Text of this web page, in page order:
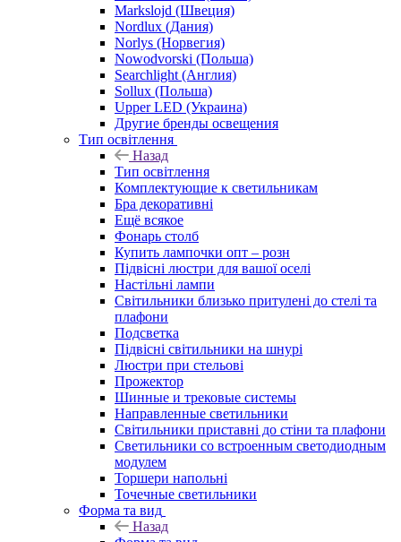
Markslojd (Швеция)
Nordlux (Дания)
Norlys (Норвегия)
Nowodvorski (Польша)
Searchlight (Англия)
Sollux (Польша)
Upper LED (Украина)
Другие бренды освещения
Тип освітлення
Назад
Тип освітлення
Комплектующие к светильникам
Бра декоративні
Ещё всякое
Фонарь столб
Купить лампочки опт – розн
Підвісні люстри для вашої оселі
Настільні лампи
Світильники близько притулені до стелі та
плафони
Подсветка
Підвісні світильники на шнурі
Люстри при стельові
Прожектор
Шинные и трековые системы
Направленные светильники
Світильники приставні до стіни та плафони
Светильники со встроенным светодиодным
модулем
Торшери напольні
Точечные светильники
Форма та вид
Назад